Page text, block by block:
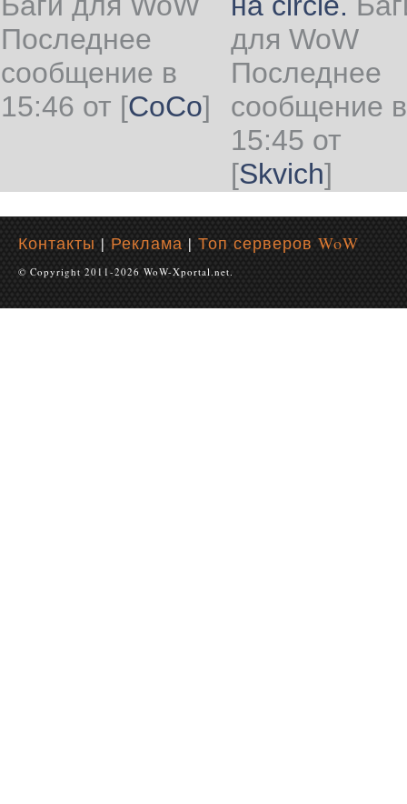
Последнее
сообщение в
15:46 от [CoCo]
для WoW
Последнее
сообщение в
15:45 от
[Skvich]
Контакты | Реклама | Топ серверов WoW
© Copyright 2011-2026 WoW-Xportal.net.